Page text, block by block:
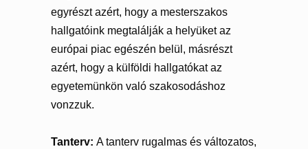
egyrészt azért, hogy a mesterszakos
hallgatóink megtalálják a helyüket az
európai piac egészén belül, másrészt
azért, hogy a külföldi hallgatókat az
egyetemünkön való szakosodáshoz
vonzzuk.
Tanterv: A tanterv rugalmas és változatos,